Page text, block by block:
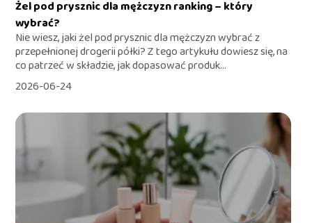
Żel pod prysznic dla mężczyzn ranking – który
wybrać?
Nie wiesz, jaki żel pod prysznic dla mężczyzn wybrać z
przepełnionej drogerii półki? Z tego artykułu dowiesz się, na
co patrzeć w składzie, jak dopasować produk...
2026-06-24